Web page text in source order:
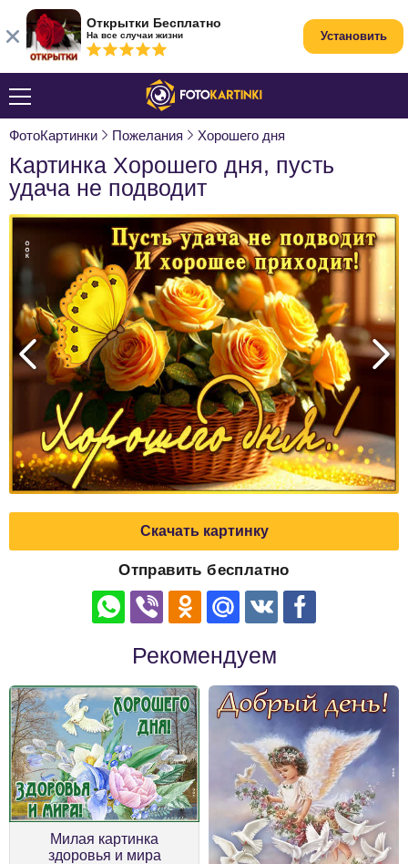
ФотоКартинки Пожелания Хорошего дня
Картинка Хорошего дня, пусть
удача не подводит
Скачать картинку
Отправить бесплатно
Рекомендуем
Милая картинка
здоровья и мира
Открытки Бесплатно
На все случаи жизни Установить